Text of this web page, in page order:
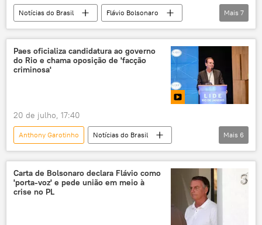
Notícias do Brasil
Flávio Bolsonaro
Daniel Vorcaro
Michelle Bolsonaro
Brasil
PL
eleições
eleições 2026
pedido de desculpas
Mais 7
Paes oficializa candidatura ao governo
do Rio e chama oposição de 'facção
criminosa'
20 de julho, 17:40
Anthony Garotinho
Notícias do Brasil
Eduardo Paes
Rio de Janeiro
eleições
eleições 2026
Governo do Estado do Rio de Janeiro
Mais 6
Carta de Bolsonaro declara Flávio como
'porta-voz' e pede união em meio à
crise no PL